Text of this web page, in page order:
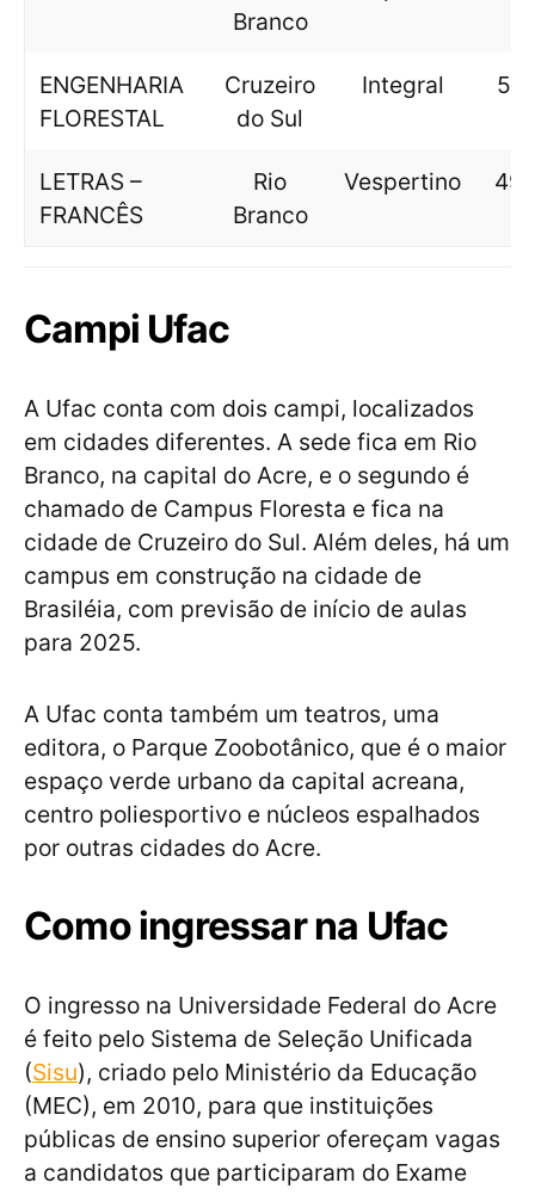
Branco
ENGENHARIA
FLORESTAL
Cruzeiro
do Sul
Integral
LETRAS –
FRANCÊS
Rio
Branco
Vespertino
Campi Ufac
A Ufac conta com dois campi, localizados
em cidades diferentes. A sede fica em Rio
Branco, na capital do Acre, e o segundo é
chamado de Campus Floresta e fica na
cidade de Cruzeiro do Sul. Além deles, há um
campus em construção na cidade de
Brasiléia, com previsão de início de aulas
para 2025.
A Ufac conta também um teatros, uma
editora, o Parque Zoobotânico, que é o maior
espaço verde urbano da capital acreana,
centro poliesportivo e núcleos espalhados
por outras cidades do Acre.
Como ingressar na Ufac
O ingresso na Universidade Federal do Acre
é feito pelo Sistema de Seleção Unificada
(Sisu), criado pelo Ministério da Educação
(MEC), em 2010, para que instituições
públicas de ensino superior ofereçam vagas
a candidatos que participaram do Exame